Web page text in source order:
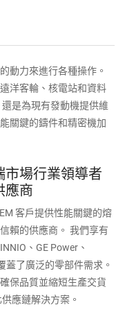
動力來進行各種操作。
洋客輪、核電站和資料
是為現有發動機提供維
關鍵的鑄件和精密機加
市場行業領導者
應商
客戶提供性能關鍵的熔
賴的供應商。 我們享有
、GE Power、
蓋了廣泛的零部件需求。
保品質並縮短生產交貨
應鏈解決方案。